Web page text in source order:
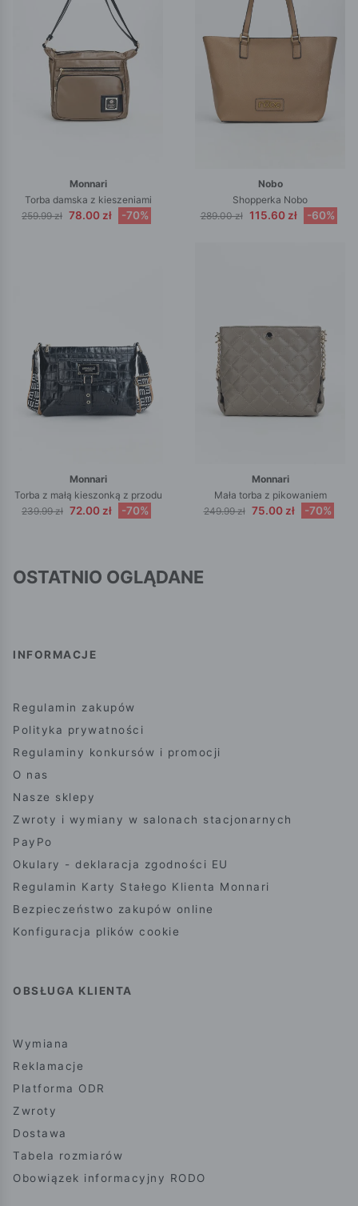
Monnari
Torba damska z kieszeniami
259.99 zł 78.00 zł -70%
Nobo
Shopperka Nobo
289.00 zł 115.60 zł -60%
Monnari
Torba z małą kieszonką z przodu
239.99 zł 72.00 zł -70%
Monnari
Mała torba z pikowaniem
249.99 zł 75.00 zł -70%
OSTATNIO OGLĄDANE
INFORMACJE
Regulamin zakupów
Polityka prywatności
Regulaminy konkursów i promocji
O nas
Nasze sklepy
Zwroty i wymiany w salonach stacjonarnych
PayPo
Okulary - deklaracja zgodności EU
Regulamin Karty Stałego Klienta Monnari
Bezpieczeństwo zakupów online
Konfiguracja plików cookie
OBSŁUGA KLIENTA
Wymiana
Reklamacje
Platforma ODR
Zwroty
Dostawa
Tabela rozmiarów
Obowiązek informacyjny RODO